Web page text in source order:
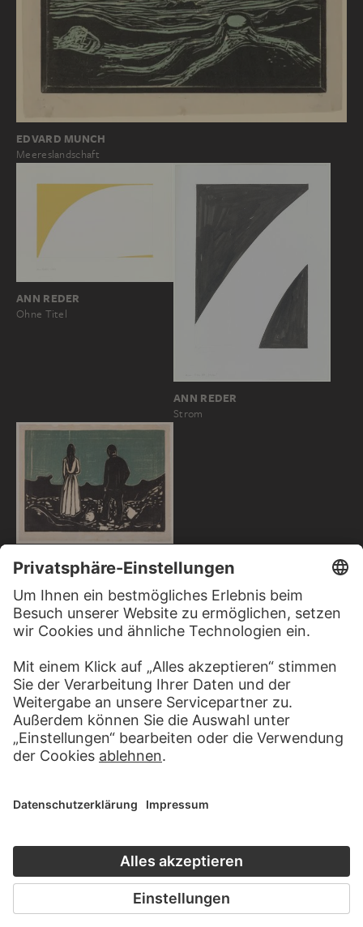
EDVARD MUNCH
Meereslandschaft
ANN REDER
Ohne Titel
ANN REDER
Strom
EDVARD MUNCH
Zwei Menschen. Die Einsamen